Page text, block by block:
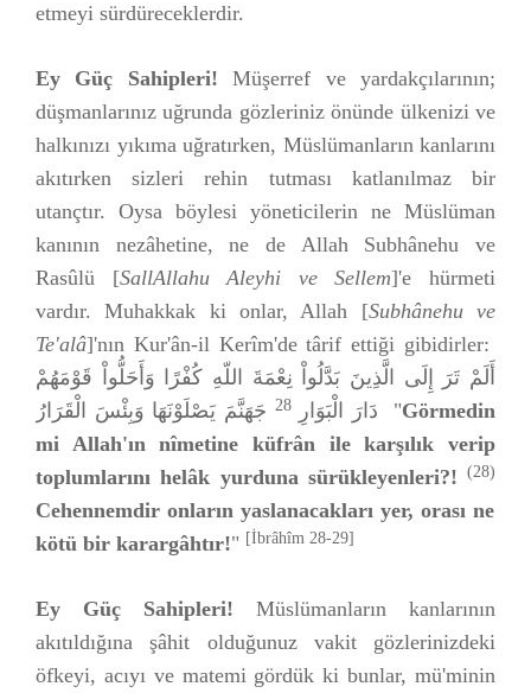
etmeyi sürdüreceklerdir.
Ey Güç Sahipleri! Müşerref ve yardakçılarının;
düşmanlarınız uğrunda gözleriniz önünde ülkenizi ve
halkınızı yıkıma uğratırken, Müslümanların kanlarını
akıtırken sizleri rehin tutması katlanılmaz bir
utançtır. Oysa böylesi yöneticilerin ne Müslüman
kanının nezâhetine, ne de Allah Subhânehu ve
Rasûlü [SallAllahu Aleyhi ve Sellem]'e hürmeti
vardır. Muhakkak ki onlar, Allah [Subhânehu ve
Te'alâ]'nın Kur'ân-il Kerîm'de târif ettiği gibidirler:
أَلَمْ تَرَ إِلَى الَّذِينَ بَدَّلُواْ نِعْمَةَ اللّهِ كُفْرًا وَأَحَلُّواْ قَوْمَهُمْ
دَارَ الْبَوَارِ28 جَهَنَّمَ يَصْلَوْنَهَا وَبِئْسَ الْقَرَارُ "Görmedin
mi Allah'ın nîmetine küfrân ile karşılık verip
toplumlarını helâk yurduna sürükleyenleri?! (28)
Cehennemdir onların yaslanacakları yer, orası ne
kötü bir karargâhtır!" [İbrâhîm 28-29]
Ey Güç Sahipleri! Müslümanların kanlarının
akıtıldığına şâhit olduğunuz vakit gözlerinizdeki
öfkeyi, acıyı ve matemi gördük ki bunlar, mü'minin